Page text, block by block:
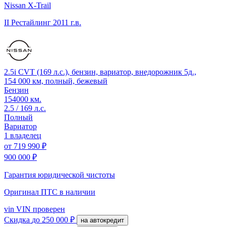
Nissan X-Trail
II Рестайлинг 2011 г.в.
2.5i CVT (169 л.с.), бензин, вариатор, внедорожник 5д.,
154 000 км, полный, бежевый
Бензин
154000 км.
2.5 / 169 л.с.
Полный
Вариатор
1 владелец
от 719 990 ₽
900 000 ₽
Гарантия юридической чистоты
Оригинал ПТС в наличии
vin VIN проверен
Скидка до 250 000 ₽ на автокредит